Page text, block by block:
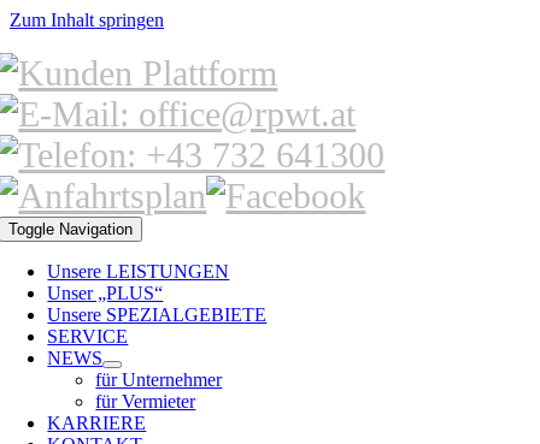
Zum Inhalt springen
Toggle Navigation
Unsere LEISTUNGEN
Unser „PLUS“
Unsere SPEZIALGEBIETE
SERVICE
NEWS
für Unternehmer
für Vermieter
KARRIERE